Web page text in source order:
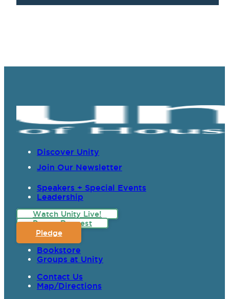
Discover Unity
Join Our Newsletter
Speakers + Special Events
Leadership
Watch Unity Live!
Prayer Request
Pledge
Bookstore
Groups at Unity
Contact Us
Map/Directions